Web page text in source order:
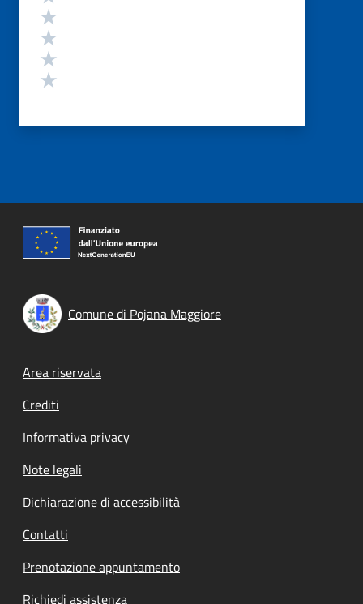
Comune di Pojana Maggiore
Footer menu
Area riservata
Crediti
Informativa privacy
Note legali
Dichiarazione di accessibilità
Contatti
Prenotazione appuntamento
Richiedi assistenza